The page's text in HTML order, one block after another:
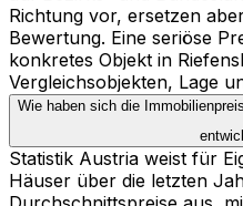
Richtung vor, ersetzen
Bewertung. Eine seriöse
konkretes Objekt in
Vergleichsobjekten, Lage
Wie haben sich die
Statistik Austria weist für
Häuser über die letzten